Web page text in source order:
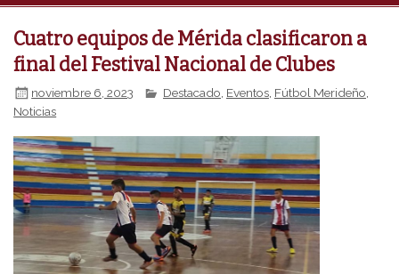
Cuatro equipos de Mérida clasificaron a
final del Festival Nacional de Clubes
noviembre 6, 2023 Destacado Eventos Fútbol Merideño
Noticias